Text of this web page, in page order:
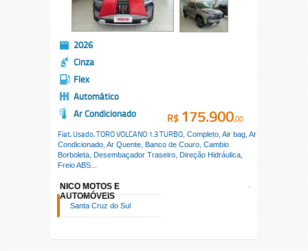
2026
Cinza
Flex
Automático
Ar Condicionado
Fiat, Usado,TORO VOLCANO 1.3 TURBO , Completo, Air bag, Ar
Condicionado, Ar Quente, Banco de Couro, Cambio
Borboleta, Desembaçador Traseiro, Direção Hidráulica,
Freio ABS...
R$ 175.900,00
NICO MOTOS E
AUTOMÓVEIS
Santa Cruz do Sul